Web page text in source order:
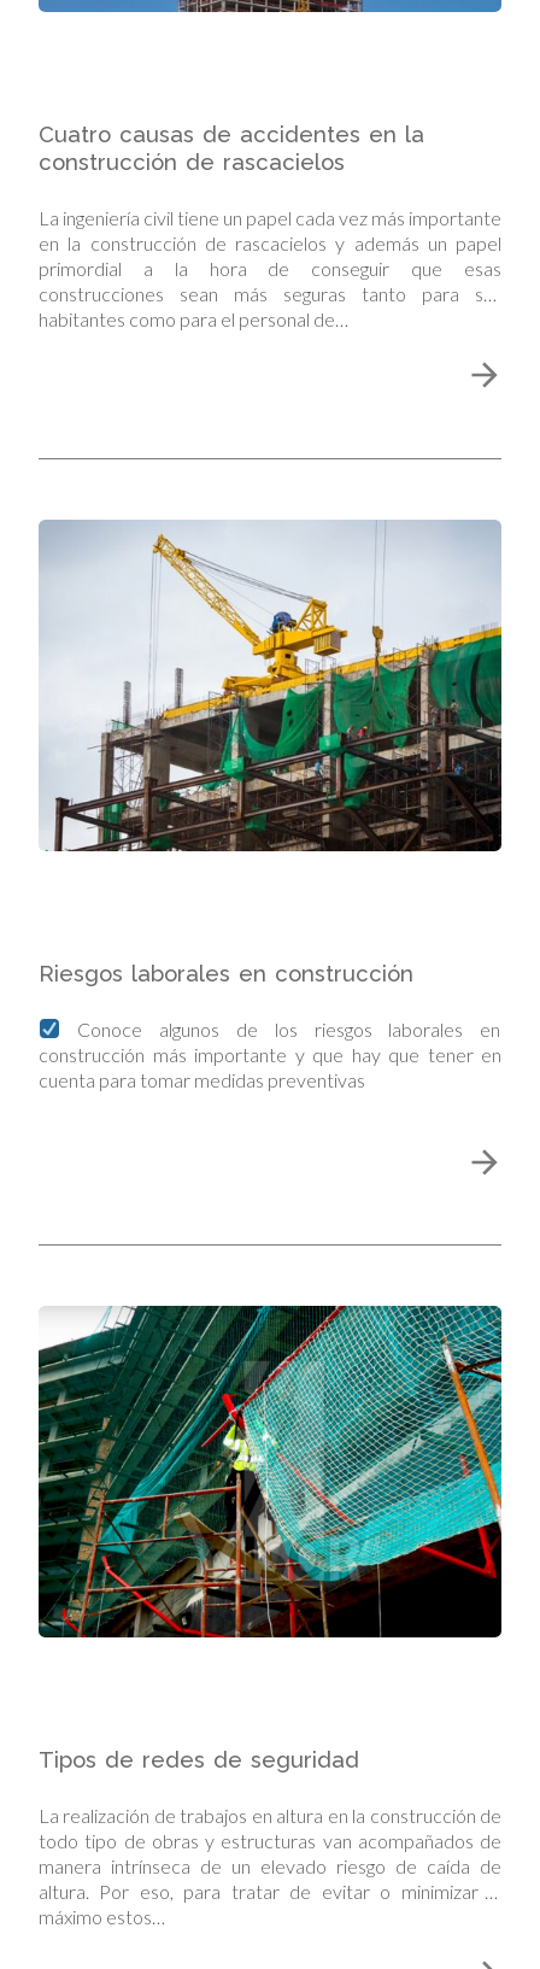
Cuatro causas de accidentes en la
construcción de rascacielos
La ingeniería civil tiene un papel cada vez más importante
en la construcción de rascacielos y además un papel
primordial a la hora de conseguir que esas
construcciones sean más seguras tanto para sus
habitantes como para el personal de…
Riesgos laborales en construcción
Conoce algunos de los riesgos laborales en
construcción más importante y que hay que tener en
cuenta para tomar medidas preventivas
Tipos de redes de seguridad
La realización de trabajos en altura en la construcción de
todo tipo de obras y estructuras van acompañados de
manera intrínseca de un elevado riesgo de caída de
altura. Por eso, para tratar de evitar o minimizar al
máximo estos…